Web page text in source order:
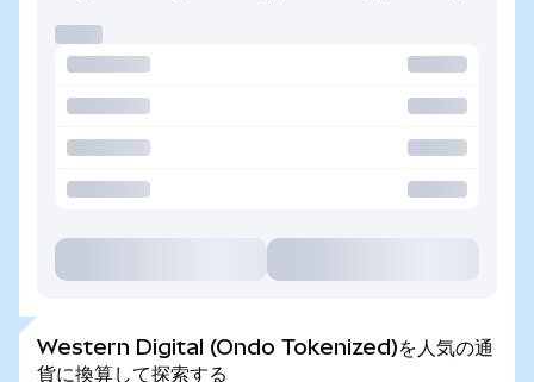
Western Digital (Ondo Tokenized)を人気の通
貨に換算して探索する